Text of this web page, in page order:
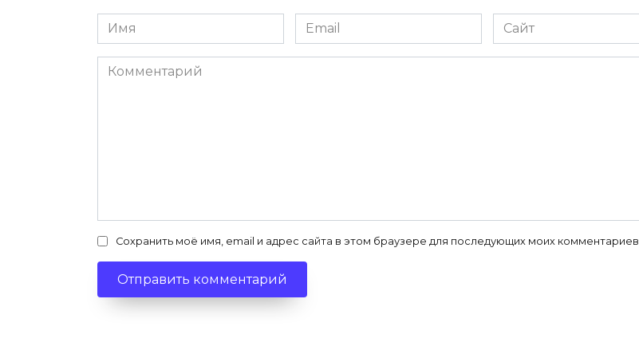
Имя
*
Email
*
Сайт
Комментарий
Сохранить моё имя, email и адрес сайта в этом браузере для последующих моих комментариев.